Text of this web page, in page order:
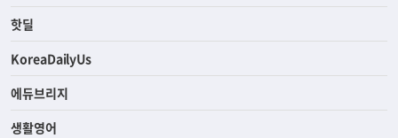
HelloKtown
핫딜
KoreaDailyUs